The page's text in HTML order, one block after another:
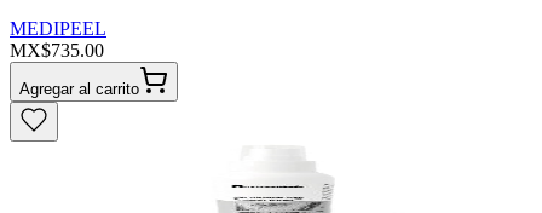
MEDIPEEL
MX$735.00
Agregar al carrito